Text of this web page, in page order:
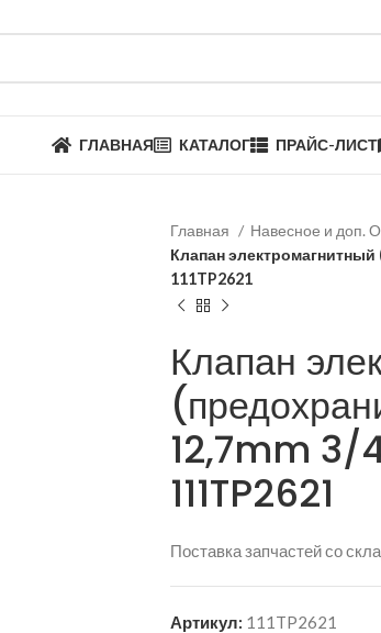
ГЛАВНАЯ КАТАЛОГ ПРАЙС-ЛИСТ
Главная
Навесное и доп.
Клапан
111TP2621
Клапан
12,7mm 3/
111TP2621
Поставка запчастей со
Артикул: 111TP2621